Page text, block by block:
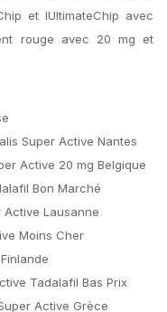
et lUltimateChip avec
rouge avec 20 mg et
Super Active Nantes
Active 20 mg Belgique
Bon Marché
Active Lausanne
Moins Cher
Tadalafil Bas Prix
Active Grèce